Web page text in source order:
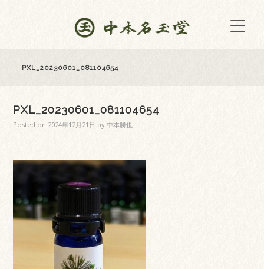
PXL_20230601_081104654
PXL_20230601_081104654
Posted on 2024年12月21日 by中本勝也